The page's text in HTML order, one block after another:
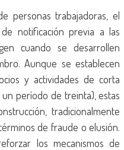
personas trabajadoras, el
notificación previa a las
cuando se desarrollen
Aunque se establecen
y actividades de corta
período de treinta), estas
tradicionalmente
de fraude o elusión.
los mecanismos de